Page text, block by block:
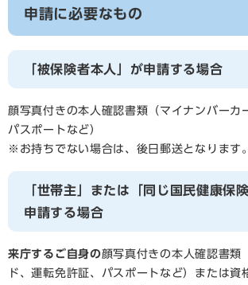
申請に必要なもの
「被保険者本人」が申請する場合
顔写真付きの本人確認書類（マイナンバーカ
パスポートなど）
※お持ちでない場合は、後日郵送となります。
「世帯主」または「同じ国民健康保
申請する場合
来庁するご自身の顔写真付きの本人確認書類
ド、運転免許証、パスポートなど）または資